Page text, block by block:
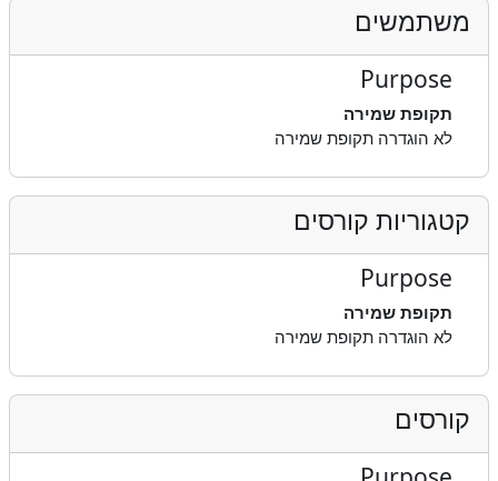
משתמשים
Purpose
תקופת שמירה
לא הוגדרה תקופת שמירה
קטגוריות קורסים
Purpose
תקופת שמירה
לא הוגדרה תקופת שמירה
קורסים